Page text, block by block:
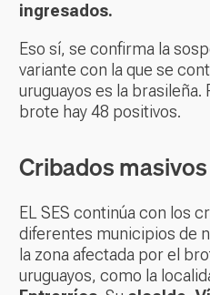
ingresados.
Eso sí, se confirma la
variante con la que se
uruguayos es la brasileña.
brote hay 48 positivos.
Cribados masivos
EL SES continúa con los
diferentes municipios de
la zona afectada por el
uruguayos, como la